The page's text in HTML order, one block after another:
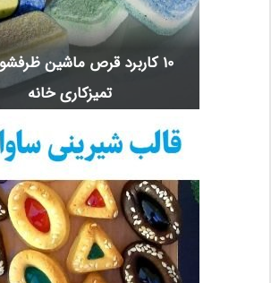
10 کاربرد قرص ماشین
تمیزکاری خانه